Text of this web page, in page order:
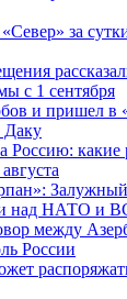
за
с 1 сентября
и пришел в
Даку
какие
над НАТО и
между
России